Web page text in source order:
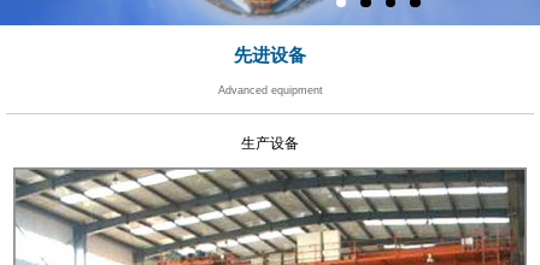
先进设备
Advanced equipment
生产设备